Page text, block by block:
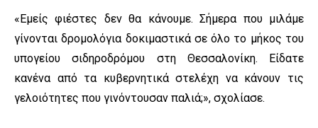
«Εμείς φιέστες δεν θα κάνουμε. Σήμερα που μιλάμε
γίνονται δρομολόγια δοκιμαστικά σε όλο το μήκος του
υπογείου σιδηροδρόμου στη Θεσσαλονίκη. Είδατε
κανένα από τα κυβερνητικά στελέχη να κάνουν τις
γελοιότητες που γινόντουσαν παλιά;», σχολίασε.